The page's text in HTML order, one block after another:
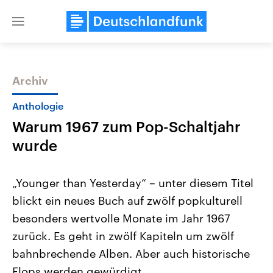
Close
Themen
Landtagswahl Sachsen-Anhalt
2026
Alle Informationen
Sachsen-Anhalt wählt am 6.
September 2026 einen neuen
Landtag. Seit 2021 wird das
Bundesland von einer Koalition aus
USA
Aktuelle Beiträge,
Hintergründe
Wirtschaftlich und
gehören die Vereinigten
den mächtigsten Ländern
Archiv
Anthologie
Warum 1967 zum Pop-Schaltjahr
wurde
„Younger than Yesterday“ – unter diesem Titel
blickt ein neues Buch auf zwölf popkulturell
besonders wertvolle Monate im Jahr 1967
zurück. Es geht in zwölf Kapiteln um zwölf
bahnbrechende Alben. Aber auch historische